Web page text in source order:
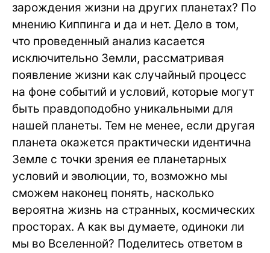
зарождения жизни на других планетах? По
мнению Киппинга и да и нет. Дело в том,
что проведенный анализ касается
исключительно Земли, рассматривая
появление жизни как случайный процесс
на фоне событий и условий, которые могут
быть правдоподобно уникальными для
нашей планеты. Тем не менее, если другая
планета окажется практически идентична
Земле с точки зрения ее планетарных
условий и эволюции, то, возможно мы
сможем наконец понять, насколько
вероятна жизнь на странных, космических
просторах. А как вы думаете, одиноки ли
мы во Вселенной? Поделитесь ответом в